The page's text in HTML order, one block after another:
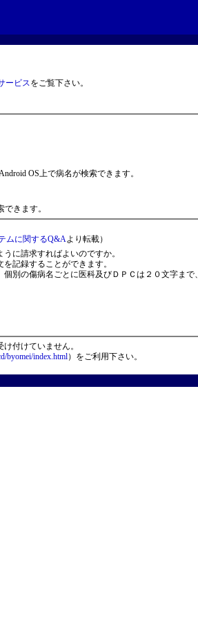
ービスをご覧下さい。
OS上で病名が検索できます。
きます。
ムに関するQ&Aより転載）
に請求すればよいのですか。
記録することができます。
別の傷病名ごとに医科及びＤＰＣは２０文字まで
付けていません。
byomei/index.html）をご利用下さい。